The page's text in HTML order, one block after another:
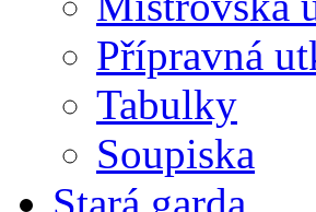
Přípravná
Tabulky
Soupiska